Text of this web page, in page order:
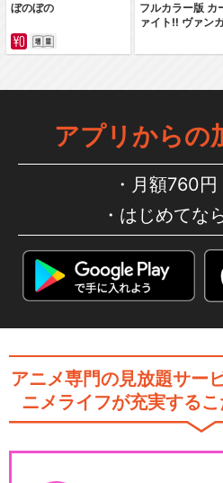
ぼのぼの
フルカラー版 カ
ァイト‼ ヴァン
アプリからの
月額760円
はじめてな
アニメ専門の見放題サー
ニメライフが充実する